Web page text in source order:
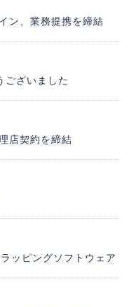
ン、業務提携を締結
ございました
店契約を締結
ッピングソフトウェア